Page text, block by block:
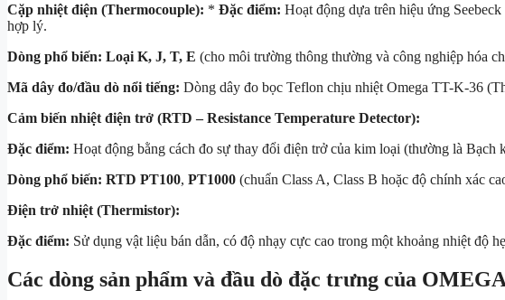
Cặp nhiệt điện (Thermocouple): * Đặc điểm: Hoạt động dựa trên hiệu ứng
hợp lý.
Dòng phổ biến: Loại K, J, T, E (cho môi trường thông thường và công nghiệp hóa
Mã dây đo/đầu dò nổi tiếng: Dòng dây đo bọc Teflon chịu nhiệt Omega TT-K-36
Cảm biến nhiệt điện trở (RTD – Resistance Temperature Detector):
Đặc điểm: Hoạt động bằng cách đo sự thay đổi điện trở của kim loại (thường là
Dòng phổ biến: RTD PT100, PT1000 (chuẩn Class A, Class B hoặc độ chính xác
Điện trở nhiệt (Thermistor):
Đặc điểm: Sử dụng vật liệu bán dẫn, có độ nhạy cực cao trong một khoảng nhiệt độ
Các dòng sản phẩm và đầu dò đặc trưng của OMEGA